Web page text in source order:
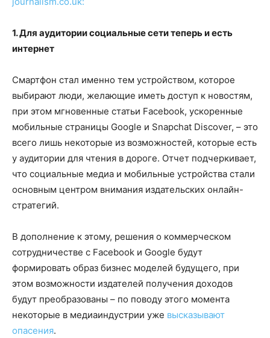
1. Для аудитории социальные сети теперь и есть
интернет
Смартфон стал именно тем устройством, которое
выбирают люди, желающие иметь доступ к новостям,
при этом мгновенные статьи Facebook, ускоренные
мобильные страницы Google и Snapchat Discover, – это
всего лишь некоторые из возможностей, которые есть
у аудитории для чтения в дороге. Отчет подчеркивает,
что социальные медиа и мобильные устройства стали
основным центром внимания издательских онлайн-
стратегий.
В дополнение к этому, решения о коммерческом
сотрудничестве с Facebook и Google будут
формировать образ бизнес моделей будущего, при
этом возможности издателей получения доходов
будут преобразованы – по поводу этого момента
некоторые в медиаиндустрии уже высказывают
опасения.